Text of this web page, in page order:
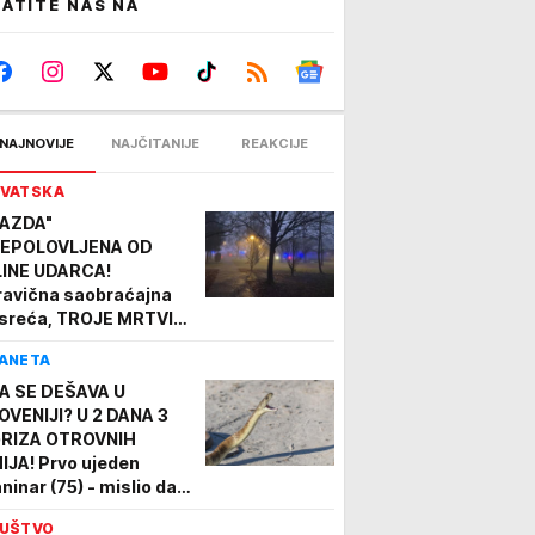
NAS NA
NAJNOVIJE NAJČITANIJE REAKCIJE
OD
UDARCA!
saobraćajna
TROJE MRTVIH!
ovom ulicom voze
brzo"
SE DEŠAVA U
U 2 DANA 3
OTROVNIH
Prvo ujeden
(75) - mislio da